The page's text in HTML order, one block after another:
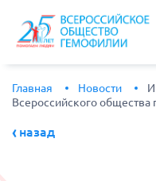
Главная Новости
Всероссийского
назад